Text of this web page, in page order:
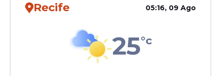
Recife 05:16, 09 Ago
25°c